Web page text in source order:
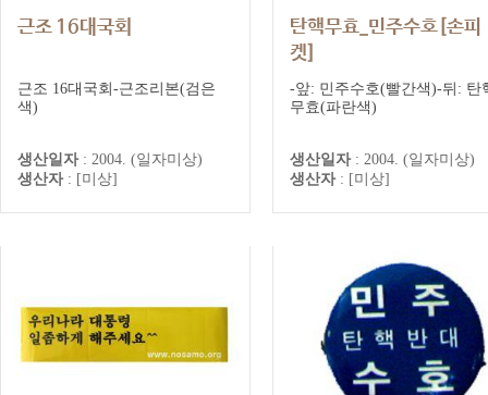
근조 16대국회
근조 16대국회-근조리본(검은
색)
생산일자 : 2004. (일자미상)
생산자 : [미상]
탄핵무효_민주수호[손피
켓]
-앞: 민주수호(빨간색)-뒤: 탄
무효(파란색)
생산일자 : 2004. (일자미상)
생산자 : [미상]